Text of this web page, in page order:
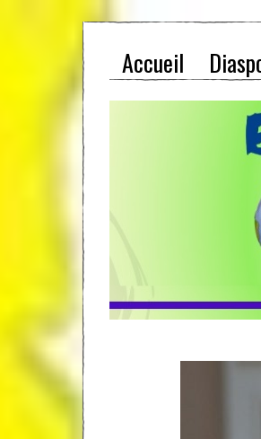
Accueil